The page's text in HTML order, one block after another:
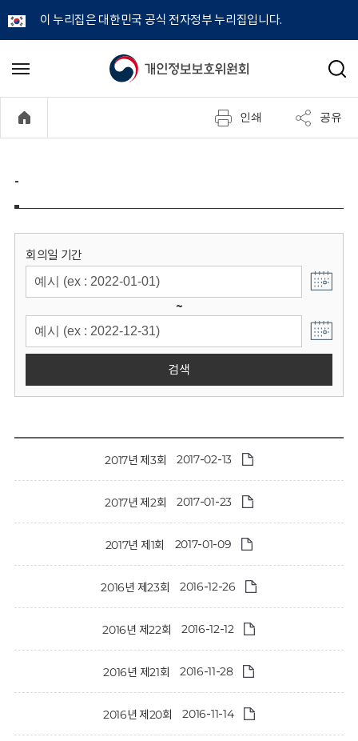
이 누리집은 대한민국 공식 전자정부 누리집입니다.
개
정
보
위
원
회
메
기
검
인쇄 공유
-
회의일 기간
~
검색
2017년 제3회 2017-02-13
2017년 제2회 2017-01-23
2017년 제1회 2017-01-09
2016년 제23회 2016-12-26
2016년 제22회 2016-12-12
2016년 제21회 2016-11-28
2016년 제20회 2016-11-14